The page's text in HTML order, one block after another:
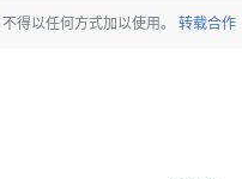
得以任何方式加以使用。 转载合作